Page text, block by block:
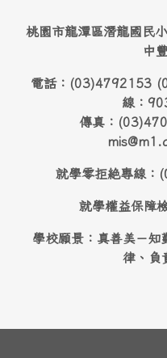
桃園市龍潭區潛龍國民
中
電話：
線：
傳真：
就學零拒絶專線
就學權益保障
學校願景：真善美－知
律、負